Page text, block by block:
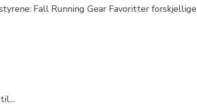
Fall Running Gear Favoritter forskjellige
til…